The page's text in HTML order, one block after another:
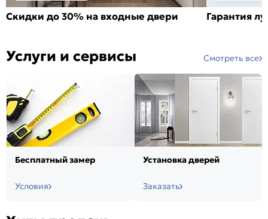
Скидки до 30% на входные двери Гарантия
Услуги и сервисы Смотреть все
Бесплатный замер
Условия
Установка дверей
Заказать